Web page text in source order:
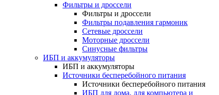
Фильтры и дроссели
Фильтры и дроссели
Фильтры подавления гармоник
Сетевые дроссели
Моторные дроссели
Синусные фильтры
ИБП и аккумуляторы
ИБП и аккумуляторы
Источники бесперебойного питания
Источники бесперебойного питания
ИБП для дома, для компьютера и